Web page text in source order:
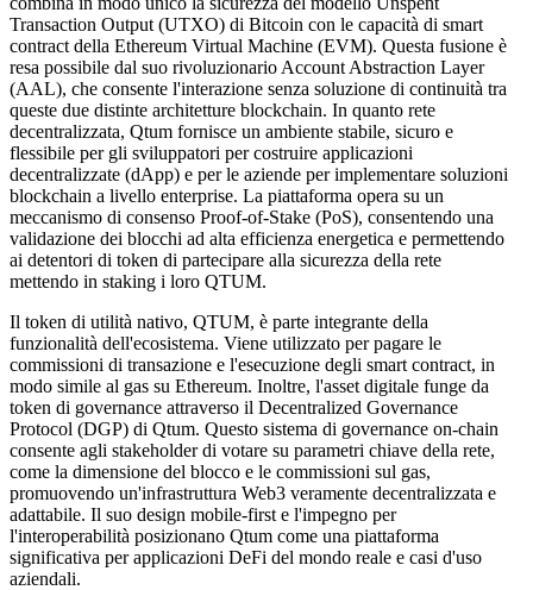
Transaction Output (UTXO) di Bitcoin con le capacità di smart
contract della Ethereum Virtual Machine (EVM). Questa fusione è
resa possibile dal suo rivoluzionario Account Abstraction Layer
(AAL), che consente l'interazione senza soluzione di continuità tra
queste due distinte architetture blockchain. In quanto rete
decentralizzata, Qtum fornisce un ambiente stabile, sicuro e
flessibile per gli sviluppatori per costruire applicazioni
decentralizzate (dApp) e per le aziende per implementare soluzioni
blockchain a livello enterprise. La piattaforma opera su un
meccanismo di consenso Proof-of-Stake (PoS), consentendo una
validazione dei blocchi ad alta efficienza energetica e permettendo
ai detentori di token di partecipare alla sicurezza della rete
mettendo in staking i loro QTUM.
Il token di utilità nativo, QTUM, è parte integrante della
funzionalità dell'ecosistema. Viene utilizzato per pagare le
commissioni di transazione e l'esecuzione degli smart contract, in
modo simile al gas su Ethereum. Inoltre, l'asset digitale funge da
token di governance attraverso il Decentralized Governance
Protocol (DGP) di Qtum. Questo sistema di governance on-chain
consente agli stakeholder di votare su parametri chiave della rete,
come la dimensione del blocco e le commissioni sul gas,
promuovendo un'infrastruttura Web3 veramente decentralizzata e
adattabile. Il suo design mobile-first e l'impegno per
l'interoperabilità posizionano Qtum come una piattaforma
significativa per applicazioni DeFi del mondo reale e casi d'uso
aziendali.